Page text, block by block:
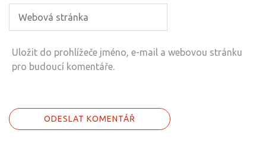
Uložit do prohlížeče jméno, e-mail a webovou stránku
pro budoucí komentáře.